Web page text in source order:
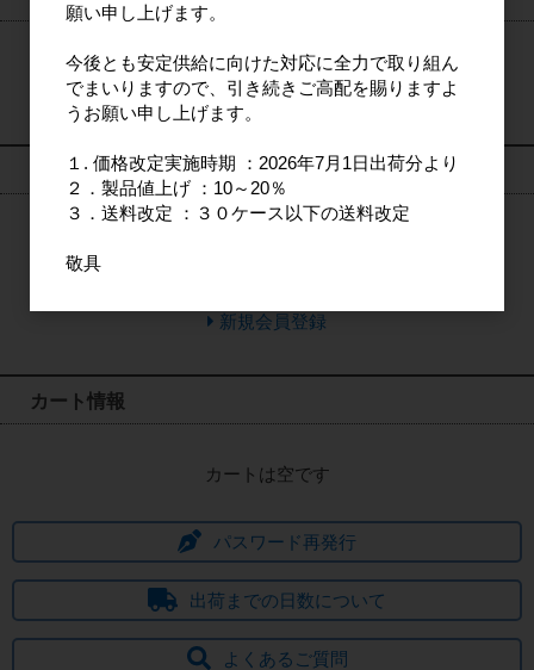
検索
ログイン
新規会員登録
カート情報
カートは空です
パスワード再発行
出荷までの日数について
よくあるご質問
願い申し上げます。
今後とも安定供給に向けた対応に全力で取り組ん
でまいりますので、引き続きご高配を賜りますよ
うお願い申し上げます。
１. 価格改定実施時期 ：2026年7月1日出荷分より
２．製品値上げ ：10～20％
３．送料改定 ：３０ケース以下の送料改定
敬具